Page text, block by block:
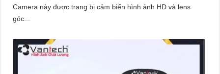
Camera này được trang bị cảm biến hình ảnh HD và lens
góc...